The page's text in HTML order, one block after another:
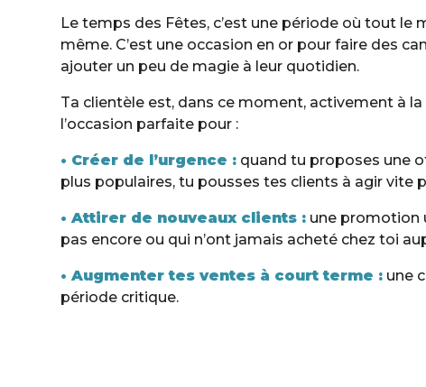
Le temps des Fêtes, c’est une période où tout
même. C’est une occasion en or pour faire des
ajouter un peu de magie à leur quotidien.
Ta clientèle est, dans ce moment, activement à
l’occasion parfaite pour :
• Créer de l’urgence : quand tu proposes une
plus populaires, tu pousses tes clients à agir vite
• Attirer de nouveaux clients : une promotion
pas encore ou qui n’ont jamais acheté chez toi
• Augmenter tes ventes à court terme : une
période critique.